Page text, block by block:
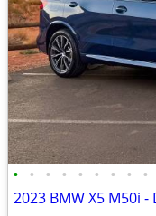
• • • • • • • • •